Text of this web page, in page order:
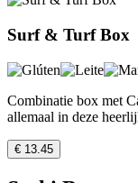
Surf & Turf Box
Combinatie box met
allemaal in deze
€ 13.45